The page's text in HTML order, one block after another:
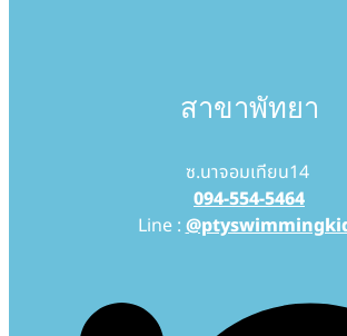
สาขาพัทยา
ซ.นาจอมเทียน14
094-554-5464
Line :